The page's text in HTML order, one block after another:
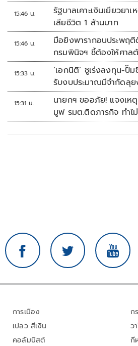
15:46 น.
รัฐบาลเคาะเงินเยียวยา
เสียชีวิต 1 ล้านบาท
15:46 น.
มือยิงพารากอนประพฤ
กรมพินิจฯ ชี้ต้องให้ศาล
15:33 น.
‘เอกนิติ’ ชูเร่งลงทุน-ปั๊
รับงบประมาณมีจำกัดลุ
15:31 น.
นายกฯ ขออภัย! แจงเห
มูฟ รมต.ติดภารกิจ ทำไ
หาทางออก
การเมือง
เปลว สีเงิน
คอลัมนิสต์
ก
ว
กี